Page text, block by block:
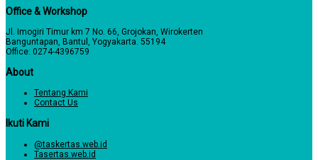
Office & Workshop
Jl. Imogiri Timur km 7 No. 66, Grojokan, Wirokerten
Banguntapan, Bantul, Yogyakarta. 55194
Office: 0274-4396759
About
Tentang Kami
Contact Us
Ikuti Kami
@taskertas.web.id
Tasertas.web.id